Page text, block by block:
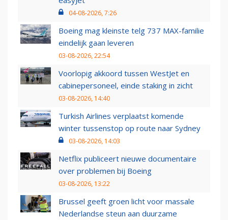
04-08-2026, 7:26
Boeing mag kleinste telg 737 MAX-familie
eindelijk gaan leveren
03-08-2026, 22:54
Voorlopig akkoord tussen WestJet en
cabinepersoneel, einde staking in zicht
03-08-2026, 14:40
Turkish Airlines verplaatst komende
winter tussenstop op route naar Sydney
03-08-2026, 14:03
Netflix publiceert nieuwe documentaire
over problemen bij Boeing
03-08-2026, 13:22
Brussel geeft groen licht voor massale
Nederlandse steun aan duurzame